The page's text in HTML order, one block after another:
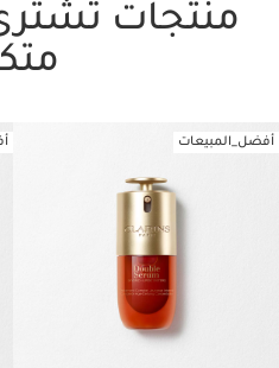
منتجات
أفضل_المبيعات